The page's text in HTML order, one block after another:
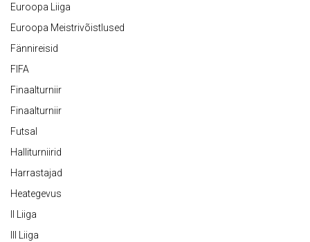
Euroopa Liiga
Euroopa Meistrivõistlused
Fännireisid
FIFA
Finaalturniir
Finaalturniir
Futsal
Halliturniirid
Harrastajad
Heategevus
II Liiga
III Liiga